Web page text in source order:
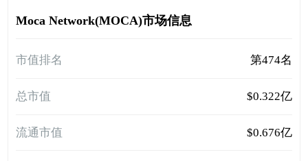
Moca Network(MOCA)市场信息
市值排名 第474名
总市值 $0.322亿
流通市值 $0.676亿